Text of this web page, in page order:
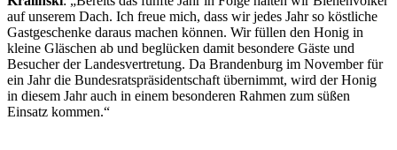
auf unserem Dach. Ich freue mich, dass wir jedes Jahr so köstliche
Gastgeschenke daraus machen können. Wir füllen den Honig in
kleine Gläschen ab und beglücken damit besondere Gäste und
Besucher der Landesvertretung. Da Brandenburg im November für
ein Jahr die Bundesratspräsidentschaft übernimmt, wird der Honig
in diesem Jahr auch in einem besonderen Rahmen zum süßen
Einsatz kommen.“